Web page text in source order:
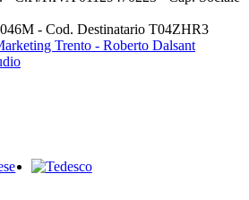
- Cod. Destinatario T04ZHR3
Trento - Roberto Dalsant